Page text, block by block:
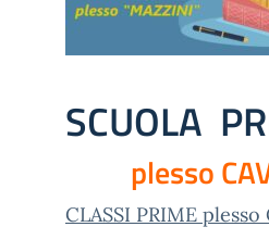
SCUOLA
plesso
CLASSI PRIME